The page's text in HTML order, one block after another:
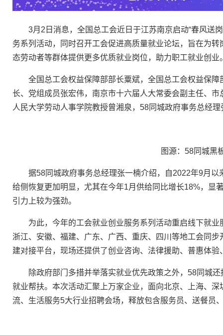
3月2日消息，全国总工会近日于江苏南京启动“春风送
务系列活动，同时召开工会促进高质量就业论坛，旨在为
态劳动者等群体提供更多优质就业岗位，助力职工就业创业
全国总工会权益保障部部长粟斌，全国总工会权益保障
长、党组成员张宏伟，南京市十六届人大常委会副主任、
人民大学劳动人事学院教授曾湘泉，58同城政府事务总经
图源：58同城黑
据58同城政府事务总经理张一楠介绍，自2022年9月以
给侧恢复更加明显，尤其在今年1月供给同比增长18%，显
引力上较为强劲。
为此，今年的工会就业创业服务系列活动重启线下就业
浙江、安徽、福建、广东、广西、重庆、四川等地工会同
建对接平台，现场还提供了创业咨询、法律援助、普惠体验
除政府部门多措并举落实就业优先政策之外，58同城还
就业帮扶。本次活动汇聚上万家企业，面向北京、上海、
流、生活服务5大行业招聘会场，释放包含服务员、送餐员